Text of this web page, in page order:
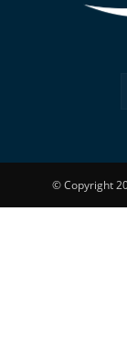
© Copyright